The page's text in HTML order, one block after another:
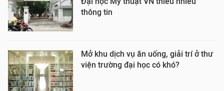
thông tin
Mở khu dịch vụ ăn uống, giải trí ở thư
viện trường đại học có khó?